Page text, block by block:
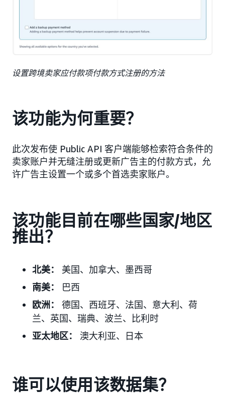
设置跨境卖家应付款项付款方式注册的方法
该功能为何重要？
此次发布使 Public API 客户端能够检索符合条件的
卖家账户并无缝注册或更新广告主的付款方式，允
许广告主设置一个或多个首选卖家账户。
该功能目前在哪些国家/地区
推出？
北美：
美国、加拿大、墨西哥
南美：
巴西
欧洲：
德国、西班牙、法国、意大利、荷
兰、英国、瑞典、波兰、 比利时
亚太地区：
澳大利亚、日本
谁可以使用该数据集？